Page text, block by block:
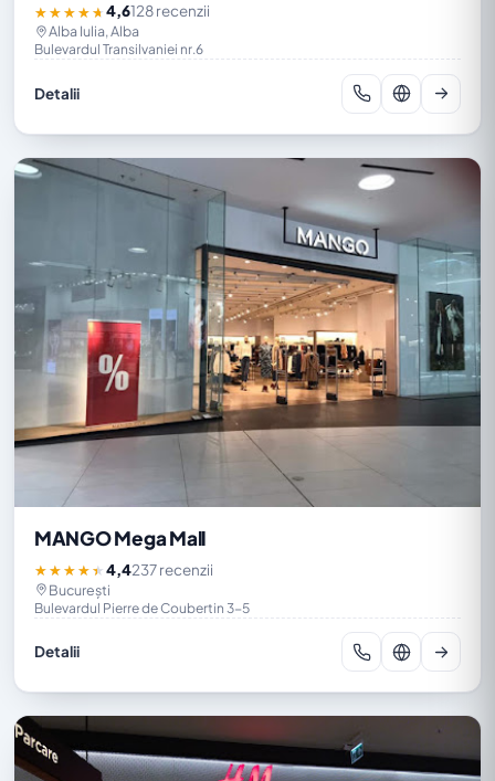
★★★★★4,6128 recenzii
Alba Iulia, Alba
Bulevardul Transilvaniei nr.6
Detalii
MANGO Mega Mall
★★★★★4,4237 recenzii
București
Bulevardul Pierre de Coubertin 3-5
Detalii